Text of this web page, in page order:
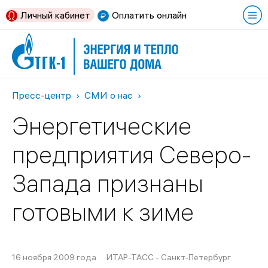
Оплатить онлайн
Личный кабинет
Пресс-центр СМИ о нас
Энергетические
предприятия Северо-
Запада признаны
готовыми к зиме
16 ноября 2009 года ИТАР-ТАСС - Санкт-Петербург